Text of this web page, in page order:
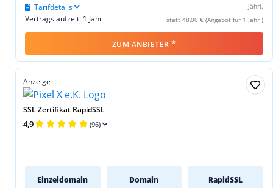
jährl.
statt 48,00 € (Angebot für 1 Jahr )
Vertragslaufzeit: 1 Jahr
Tarifdetails
ZUM ANBIETER *
Anzeige
SSL Zertifikat RapidSSL
4,9 (96)
Einzeldomain Domain RapidSSL